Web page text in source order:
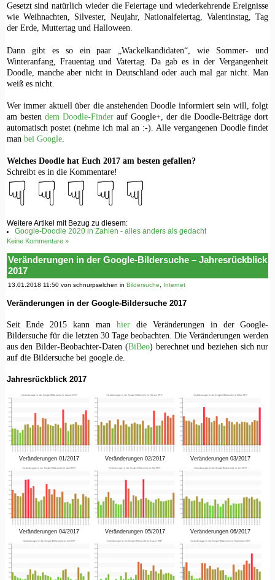
Gesetzt sind natürlich wieder die Feiertage und wiederkehrende Ereignisse
wie Weihnachten, Silvester, Neujahr, Nationalfeiertag, Valentinstag, Tag
der Erde, Muttertag und Halloween.
Dann gibt es so ein paar „Wackelkandidaten“, wie Sommer- und
Winteranfang, Frauentag und Vatertag. Da gab es in der Vergangenheit
Doodle, manche aber nicht in Deutschland oder auch mal gar nicht. Man
weiß es nicht.
Wer immer aktuell über die anstehenden Doodle informiert sein will, folgt
am besten dem Doodle-Finderauf Google+, der die Doodle-Beiträge dort
automatisch postet (nehme ich mal an :-). Alle vergangenen Doodle findet
man bei Google.
Welches Doodle hat Euch 2017 am besten gefallen?
Schreibt es in die Kommentare!
☟ ☟ ☟ ☟ ☟
Weitere Artikel mit Bezug zu diesem:
Google-Doodle 2020 in Zahlen - alles anders als gedacht
Keine Kommentare »
Veränderungen in der Google-Bildersuche – Jahresrückblick
2017
13.01.2018 11:50 von schnurpselchen in Bildersuche Internet
Veränderungen in der Google-Bildersuche 2017
Seit Ende 2015 kann man hier die Veränderungen in der Google-
Bildersuche für die letzten 30 Tage beobachten. Die Veränderungen werden
aus den Bilder-Beobachter-Daten (BiBeo) berechnet und beziehen sich nur
auf die Bildersuche bei google.de.
Jahresrückblick 2017
Veränderungen 01/2017 Veränderungen 02/2017 Veränderungen 03/2017
Veränderungen 04/2017 Veränderungen 05/2017 Veränderungen 06/2017